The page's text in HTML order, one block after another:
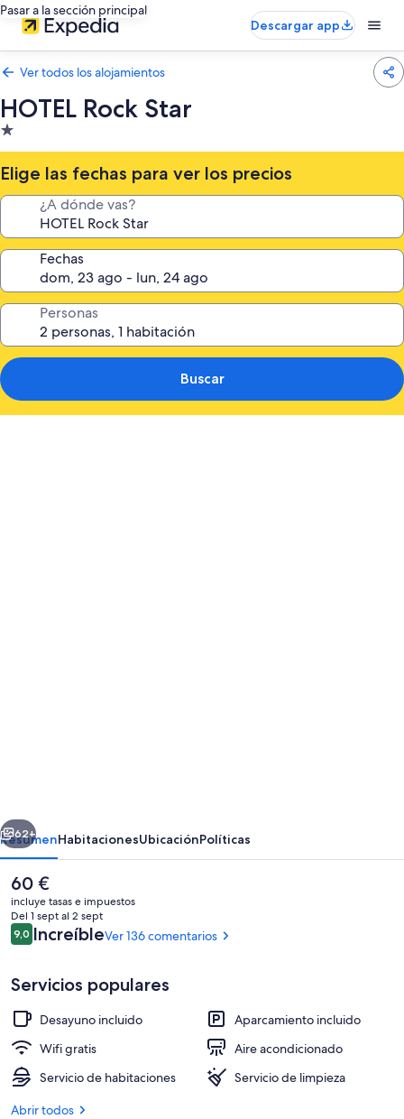
Pasar a la sección principal
Descargar app
Ver todos los alojamientos
HOTEL Rock Star
Alojamiento
de
1.0 estrella
Elige las fechas para ver los precios
¿A dónde vas?
Fechas
Personas
Buscar
Habitación estándar doble | Ropa de
Siguiente
62+
ResumenHabitacionesUbicaciónPolíticas
El
precio
actual
es
de
60 €
incluye tasas e impuestos
Del 1 sept al 2 sept
Comentarios
9,09,0 de 10
IncreíbleVer 136 comentarios
Servicios populares
Desayuno incluido
Aparcamiento incluido
Wifi gratis
Aire acondicionado
Servicio de habitaciones
Servicio de limpieza
Abrir todos